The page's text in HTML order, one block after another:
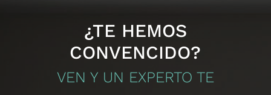
¿TE HEMOS
CONVENCIDO?
VEN Y UN EXPERTO TE